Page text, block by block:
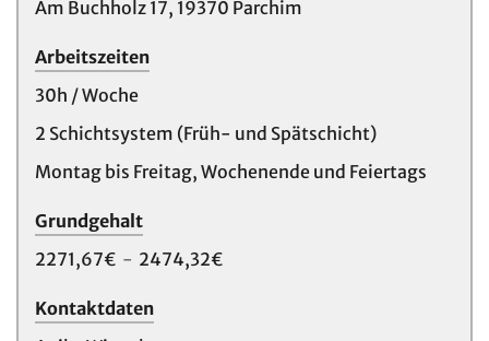
Am Buchholz 17, 19370 Parchim
Arbeitszeiten
30h / Woche
2 Schichtsystem (Früh- und Spätschicht)
Montag bis Freitag, Wochenende und Feiertags
Grundgehalt
2271,67€ - 2474,32€
Kontaktdaten